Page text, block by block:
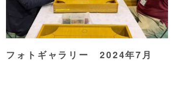
フォトギャラリー 2024年7月